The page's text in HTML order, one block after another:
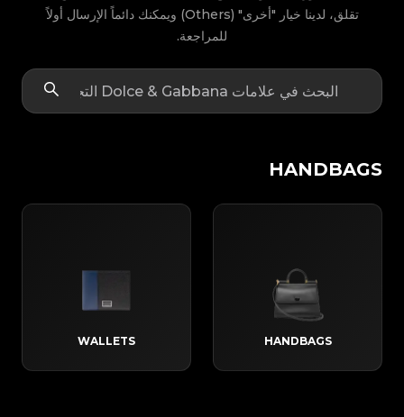
تقلق، لدينا خيار "أخرى" (Others) ويمكنك دائماً الإرسال أولاً
للمراجعة.
HANDBAGS
HANDBAGS
WALLETS